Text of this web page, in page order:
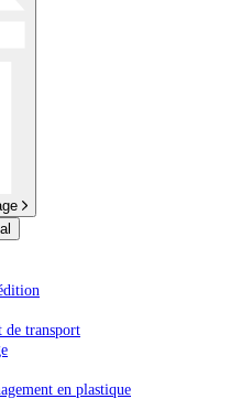
de transport
en plastique